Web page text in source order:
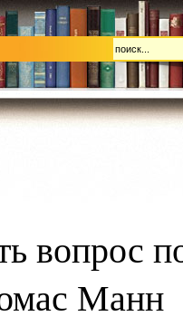
вопрос
Манн